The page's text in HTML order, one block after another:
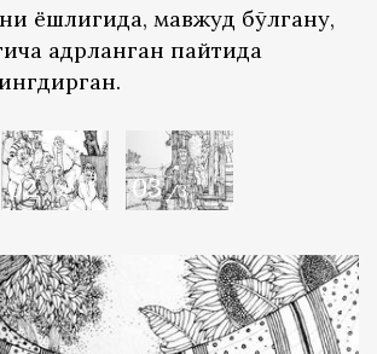
ёшлигида, мавжуд бўлгану,
қадрланган пайтида
02 /3 03 /3